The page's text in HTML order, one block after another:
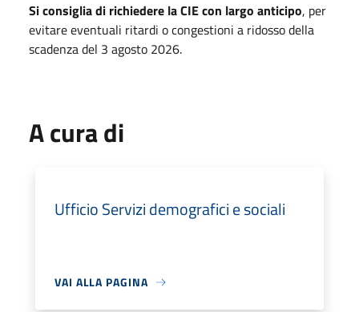
Si consiglia di richiedere la CIE con largo anticipo, per
evitare eventuali ritardi o congestioni a ridosso della
scadenza del 3 agosto 2026.
A cura di
Ufficio Servizi demografici e sociali
VAI ALLA PAGINA